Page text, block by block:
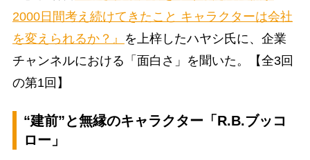
2000日間考え続けてきたこと キャラクターは会社
を変えられるか？』
を上梓したハヤシ氏に、企業
チャンネルにおける「面白さ」を聞いた。【全3回
の第1回】
“建前”と無縁のキャラクター「R.B.ブッコ
ロー」